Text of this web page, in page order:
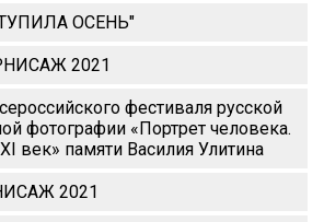
ОСЕНЬ"
2021
фестиваля русской
фотографии «Портрет человека.
век» памяти Василия Улитина
2021